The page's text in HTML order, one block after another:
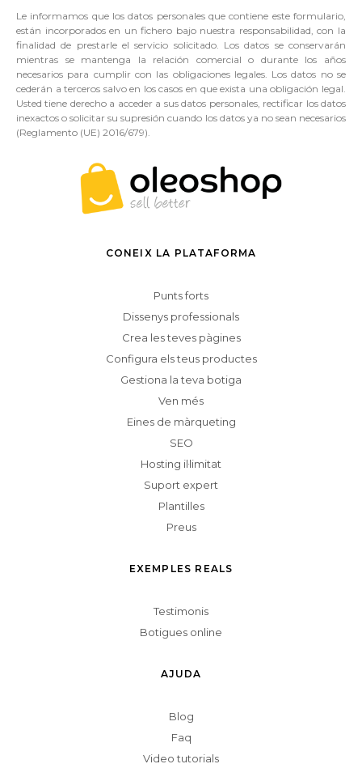
Le informamos que los datos personales que contiene este formulario,
están incorporados en un fichero bajo nuestra responsabilidad, con la
finalidad de prestarle el servicio solicitado. Los datos se conservarán
mientras se mantenga la relación comercial o durante los años
necesarios para cumplir con las obligaciones legales. Los datos no se
cederán a terceros salvo en los casos en que exista una obligación legal.
Usted tiene derecho a acceder a sus datos personales, rectificar los datos
inexactos o solicitar su supresión cuando los datos ya no sean necesarios
(Reglamento (UE) 2016/679).
CONEIX LA PLATAFORMA
Punts forts
Dissenys professionals
Crea les teves pàgines
Configura els teus productes
Gestiona la teva botiga
Ven més
Eines de màrqueting
SEO
Hosting il·limitat
Suport expert
Plantilles
Preus
EXEMPLES REALS
Testimonis
Botigues online
AJUDA
Blog
Faq
Video tutorials